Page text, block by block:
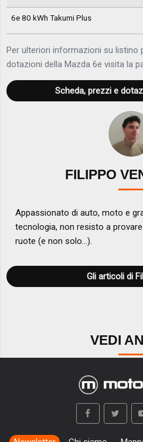
6e 80 kWh Takumi Plus
Per ulteriori informazioni su listino
dotazioni della Mazda 6e visita la
Scheda, prezzi e
FILIPPO
Appassionato di auto, moto e
tecnologia, non resisto a
ruote (e non solo...).
Gli articoli di
VEDI